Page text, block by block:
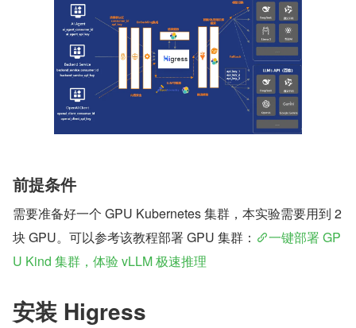
前提条件
需要准备好一个 GPU Kubernetes 集群，本实验需要用到 2
块 GPU。可以参考该教程部署 GPU 集群：
一键部署 GP
U Kind 集群，体验 vLLM 极速推理
安装 Higress